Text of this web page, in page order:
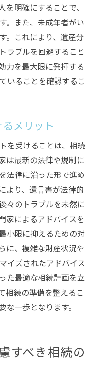
を明確にすることで、
。また、未成年者がい
。これにより、遺産分
ラブルを回避すること
力を最大限に発揮する
いることを確認するこ
メリット
を受けることは、相続
は最新の法律や規制に
法律に沿った形で進め
より、遺言書が法律的
々のトラブルを未然に
家によるアドバイスを
小限に抑えるための対
に、複雑な財産状況や
イズされたアドバイス
た最適な相続計画を立
相続の準備を整えるこ
な一歩となります。
すべき相続の